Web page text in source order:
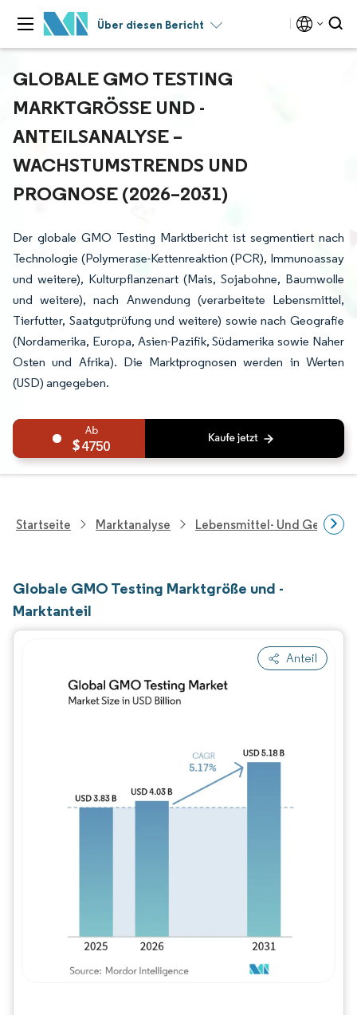
Über diesen Bericht
GLOBALE GMO TESTING
MARKTGRÖSSE UND -A
NTEILSANALYSE – W
ACHSTUMSTRENDS UND P
ROGNOSE (2026–2031)
Der globale GMO Testing Marktbericht ist segmentiert nach
Technologie (Polymerase-Kettenreaktion (PCR), Immunoassay
und weitere), Kulturpflanzenart (Mais, Sojabohne, Baumwolle
und weitere), nach Anwendung (verarbeitete Lebensmittel,
Tierfutter, Saatgutprüfung und weitere) sowie nach Geografie
(Nordamerika, Europa, Asien-Pazifik, Südamerika sowie Naher
Osten und Afrika). Die Marktprognosen werden in Werten
(USD) angegeben.
4750
Startseite Marktanalyse Lebensmittel- Und
Globale GMO Testing Marktgröße und -
Marktanteil
Anteil